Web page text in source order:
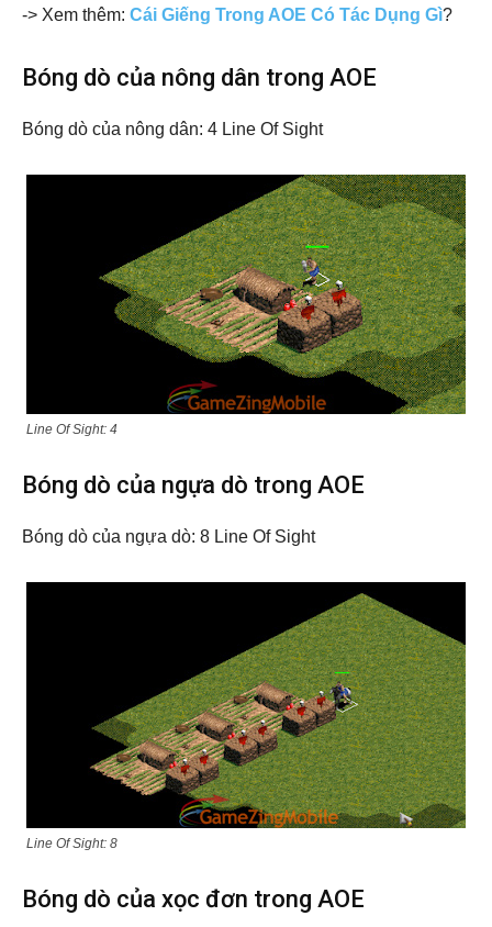
-> Xem thêm: Cái Giếng Trong AOE Có Tác Dụng Gì?
Bóng dò của nông dân trong AOE
Bóng dò của nông dân: 4 Line Of Sight
Line Of Sight: 4
Bóng dò của ngựa dò trong AOE
Bóng dò của ngựa dò: 8 Line Of Sight
Line Of Sight: 8
Bóng dò của xọc đơn trong AOE